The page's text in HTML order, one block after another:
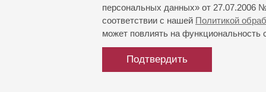
персональных данных» от 27.07.2006
соответствии с нашей Политикой
может повлиять на функциональность
Подтвердить